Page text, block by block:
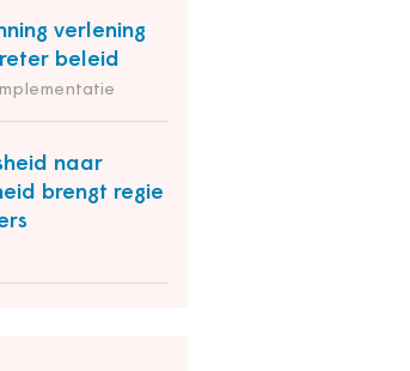
verlening
beleid
naar
brengt regie